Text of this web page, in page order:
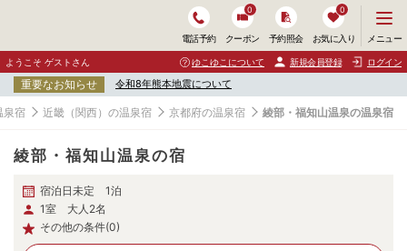
電話予約 クーポン
0
予約照会 お気に入り
0
ニ
ュ
ー
開
く
メニュー
ようこそ ゲストさん ゆこゆこについて 新規会員登録 ログイン
重要なお知らせ 令和8年熊本地震について
泉宿 近畿（関西）の温泉宿 京都府の温泉宿 綾部・福知山温泉の温泉宿
綾部・福知山温泉の宿
宿泊日未定 1泊
1室 大人2名
その他の条件(0)